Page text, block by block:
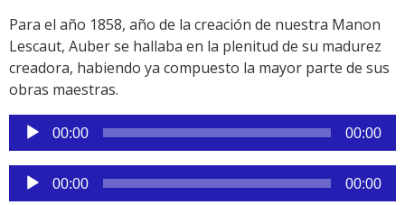
Para el año 1858, año de la creación de nuestra Manon
Lescaut, Auber se hallaba en la plenitud de su madurez
creadora, habiendo ya compuesto la mayor parte de sus
obras maestras.
Reproductor
de
audio
00:00 00:00
Reproductor
de
00:00 00:00